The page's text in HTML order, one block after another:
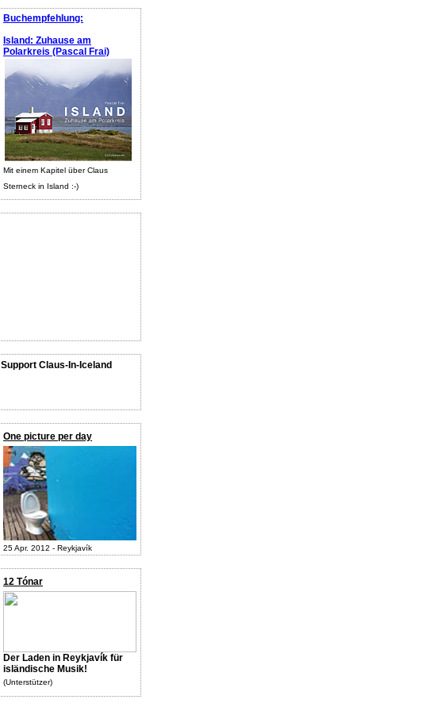
Buchempfehlung:
Island: Zuhause am
Polarkreis (Pascal Frai)
Mit einem Kapitel über Claus
Sterneck in Island :-)
Support Claus-In-Iceland
One picture per day
25 Apr. 2012 - Reykjavík
12 Tónar
Der Laden in Reykjavík für
isländische Musik!
(Unterstützer)